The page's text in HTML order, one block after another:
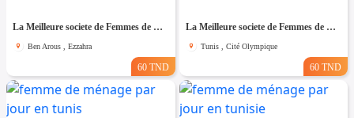
La Meilleure societe de Femmes de Ménage A Ezzahra
Ben Arous , Ezzahra
60 TND
La Meilleure societe de Femmes de Ménage A cité olympique
Tunis , Cité Olympique
60 TND